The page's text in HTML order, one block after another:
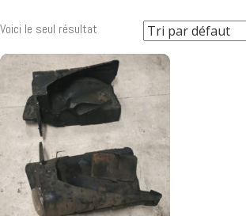
Voici le seul résultat